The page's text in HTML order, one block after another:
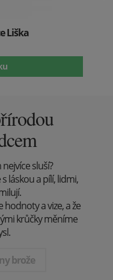
Liška
sluší?
láskou a pílí, lidmi,
hodnoty a vize, a že
krůčky měníme
brože